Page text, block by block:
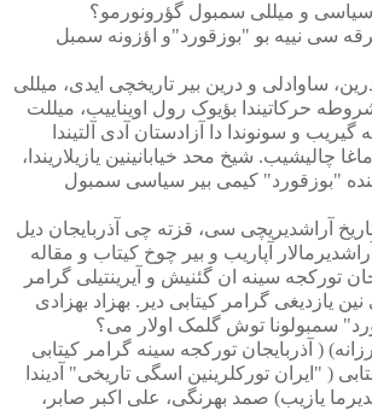
سیاسی و میللی سمبول گؤرونورمو؟
سی نییه بو "بوزقورد"و اؤزونه سمبل
ساوادلی و درین بیر تاریخچی ایدی، میللی
حرکاتیندا بؤیوک رول اویناییب، میللت
و سونوندا دا آزادستان آدی آلتیندا
چالیشیب. شیخ محد خیابانینین یازیلاریندا،
"بوزقورد" کیمی بیر سیاسی سمبول
آراشدیریچی سی، قزته چی آذربایجان دیل
آراشدیرمالار آپاریب و بیر چوخ کیتاب و مقاله
تورکجه سینه ان گئنیش و آیرینتیلی گرامر
نین یازدیغی گرامر کیتابی دیر. بهزاد بهزادی
سمبولونا توش گلمک اولار می؟
( آذربایجان تورکجه سینه گرامر کیتابی
( "ایران تورکلرینین اسگی تاریخی" آدیندا
یازیب) صمد بهرنگی، علی اکبر صابر،